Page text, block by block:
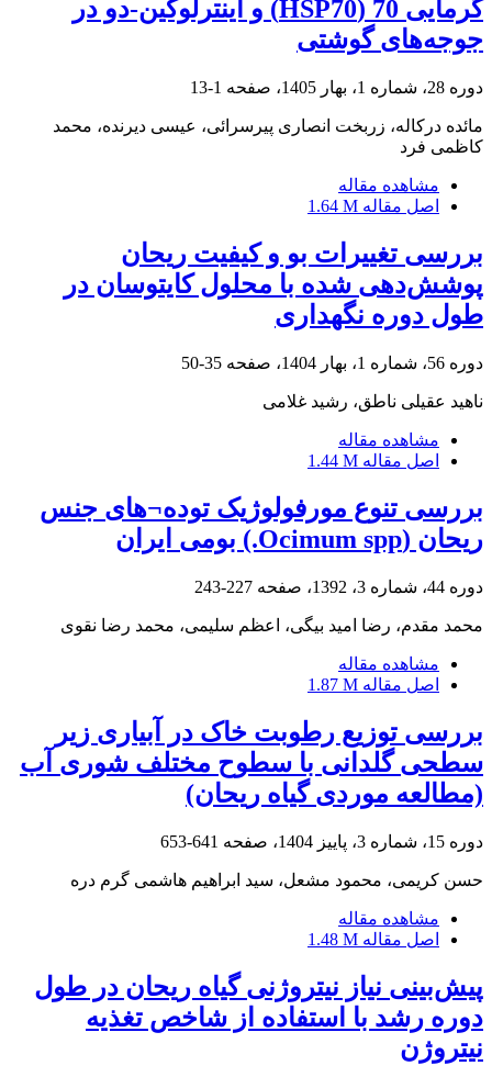
گرمایی 70 (‌HSP70) و اینترلوکین-دو در
جوجه‌های گوشتی
دوره 28، شماره 1، بهار 1405، صفحه 1-13
مائده درکاله، زربخت انصاری پیرسرائی، عیسی دیرنده، محمد
کاظمی فرد
مشاهده مقاله
اصل مقاله 1.64 M
بررسی تغییرات بو و کیفیت ریحان
پوشش‌دهی شده با محلول کایتوسان در
طول دوره نگهداری
دوره 56، شماره 1، بهار 1404، صفحه 35-50
ناهید عقیلی ناطق، رشید غلامی
مشاهده مقاله
اصل مقاله 1.44 M
بررسی تنوع مورفولوژیک توده¬های جنس
ریحان (Ocimum spp.) بومی ایران
دوره 44، شماره 3، 1392، صفحه 227-243
محمد مقدم، رضا امید بیگی، اعظم سلیمی، محمد رضا نقوی
مشاهده مقاله
اصل مقاله 1.87 M
بررسی توزیع رطوبت خاک در آبیاری زیر
سطحی گلدانی با سطوح مختلف شوری آب
(مطالعه موردی گیاه ریحان)
دوره 15، شماره 3، پاییز 1404، صفحه 641-653
حسن کریمی، محمود مشعل، سید ابراهیم هاشمی گرم دره
مشاهده مقاله
اصل مقاله 1.48 M
پیش‌بینی نیاز نیتروژنی گیاه ریحان در طول
دوره رشد با استفاده از شاخص تغذیه
نیتروژن